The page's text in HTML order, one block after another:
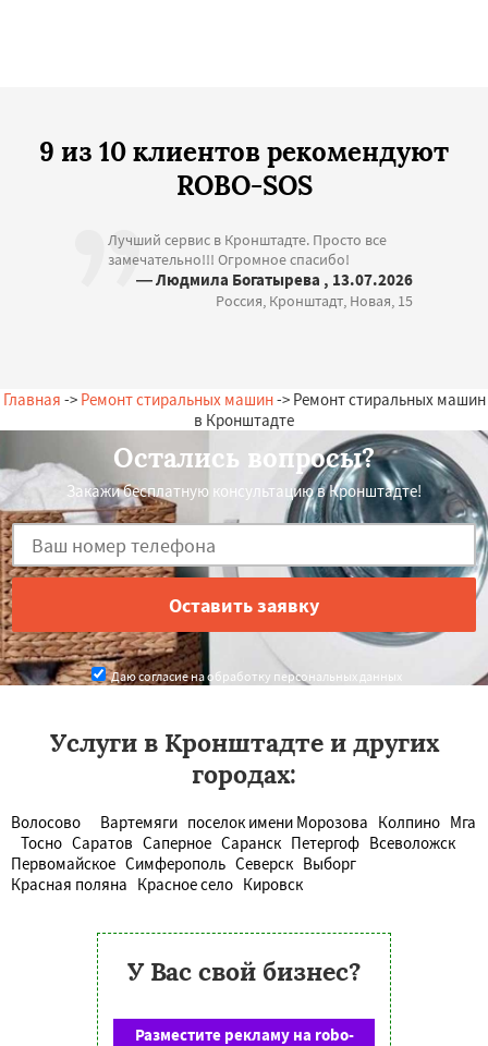
9 из 10 клиентов рекомендуют
ROBO-SOS
Лучший сервис в Кронштадте. Просто все
замечательно!!! Огромное спасибо!
— Людмила Богатырева , 13.07.2026
Россия, Кронштадт, Новая, 15
Главная -> Ремонт стиральных машин-> Ремонт стиральных машин
в Кронштадте
Остались вопросы?
Закажи бесплатную консультацию в Кронштадте!
Даю согласие на обработку персональных данных
Услуги в Кронштадте и других
городах:
Волосово Вартемяги поселок имени Морозова Колпино Мга
Тосно Саратов Саперное Саранск Петергоф Всеволожск
Первомайское Симферополь Северск Выборг
Красная поляна Красное село Кировск
У Вас свой бизнес?
Разместите рекламу на robo-